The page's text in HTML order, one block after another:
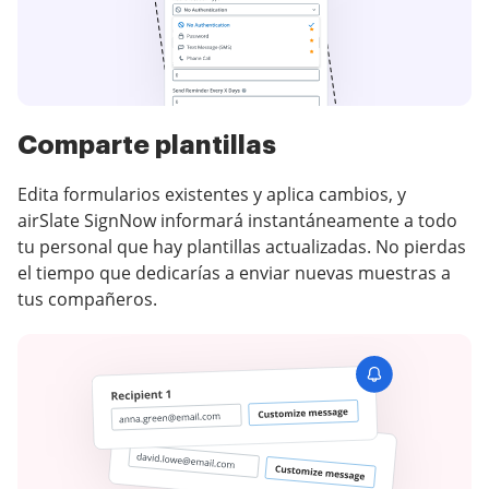
Comparte plantillas
Edita formularios existentes y aplica cambios, y
airSlate SignNow informará instantáneamente a todo
tu personal que hay plantillas actualizadas. No pierdas
el tiempo que dedicarías a enviar nuevas muestras a
tus compañeros.